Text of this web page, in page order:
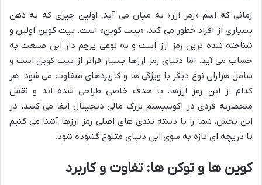
زمانی که اسم «رمز ارز» به میان می آید، اولین چیزی که به ذهن
بسیاری از افراد خطور می کند، «بیت کوین» است. بیت کوین اولین و
شناخته شده ترین رمز ارز است و به نوعی پرچم دار این صنعت به
حساب می آید. اما دنیای رمز ارزها بسیار فراتر از بیت کوین است و
شامل هزاران نوع دیگر با ویژگی ها و کاربردهای متفاوت می شود. هر
کدام از این رمز ارزها، با هدف خاصی طراحی شده اند و نقش
منحصربه فردی در اکوسیستم بزرگ مالی دیجیتال ایفا می کنند. در
این بخش، شما را با دسته بندی های اصلی رمز ارزها آشنا می کنیم
تا دریچه ای تازه به سوی این دنیای متنوع گشوده شود.
کوین ها و توکن ها: تفاوت و کاربرد